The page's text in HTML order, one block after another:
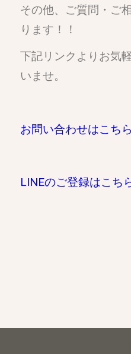
その他、ご質問・ご
ります！！
下記リンクよりお気
いませ。
お問い合わせはこちら
LINEのご登録はこち